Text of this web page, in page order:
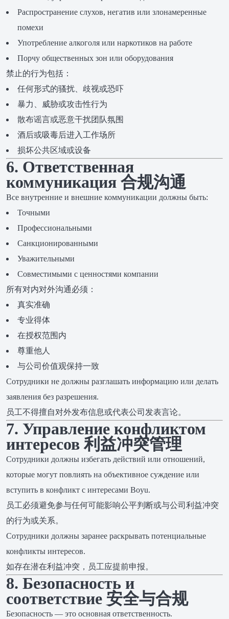
Распространение слухов, негатив или злонамеренные
помехи
Употребление алкоголя или наркотиков на работе
Порчу общественных зон или оборудования
禁止的行为包括：
任何形式的骚扰、歧视或恐吓
暴力、威胁或攻击性行为
散布谣言或恶意干扰团队氛围
酒后或吸毒后进入工作场所
损坏公共区域或设备
6. Ответственная
коммуникация 合规沟通
Все внутренние и внешние коммуникации должны быть:
Точными
Профессиональными
Санкционированными
Уважительными
Совместимыми с ценностями компании
所有对内对外沟通必须：
真实准确
专业得体
在授权范围内
尊重他人
与公司价值观保持一致
Сотрудники не должны разглашать информацию или делать
заявления без разрешения.
员工不得擅自对外发布信息或代表公司发表言论。
7. Управление конфликтом
интересов 利益冲突管理
Сотрудники должны избегать действий или отношений,
которые могут повлиять на объективное суждение или
вступить в конфликт с интересами Boyu.
员工必须避免参与任何可能影响公平判断或与公司利益冲突
的行为或关系。
Сотрудники должны заранее раскрывать потенциальные
конфликты интересов.
如存在潜在利益冲突，员工应提前申报。
8. Безопасность и
соответствие 安全与合规
Безопасность — это основная ответственность.